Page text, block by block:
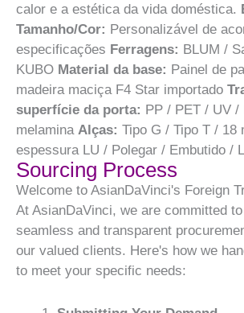
calor e a estética da vida doméstica.
Tamanho/Cor: Personalizável de
especificações Ferragens: BLUM /
KUBO Material da base: Painel de
madeira maciça F4 Star importado
superfície da porta: PP / PET / UV /
melamina Alças: Tipo G / Tipo T / 18
espessura LU / Polegar / Embutido /
Sourcing Process
Welcome to AsianDaVinci's Foreign
At AsianDaVinci, we are committed
seamless and transparent
our valued clients. Here's how we
to meet your specific needs: